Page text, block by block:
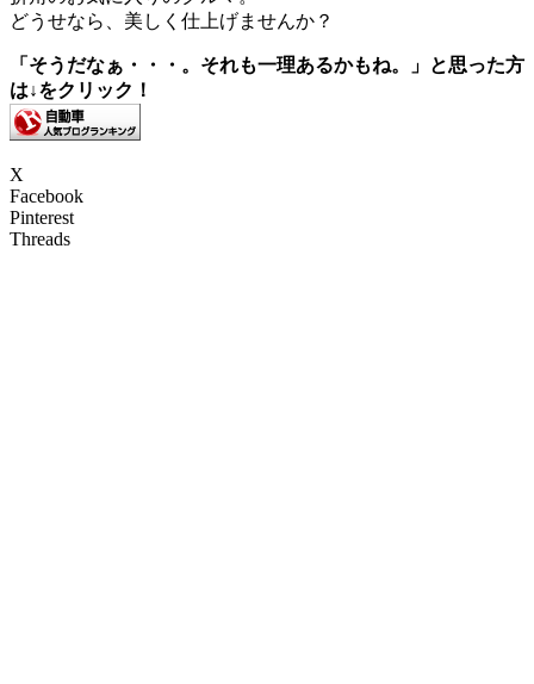
どうせなら、美しく仕上げませんか？
「そうだなぁ・・・。それも一理あるかもね。」と思った方
は↓をクリック！
X
Facebook
Pinterest
Threads